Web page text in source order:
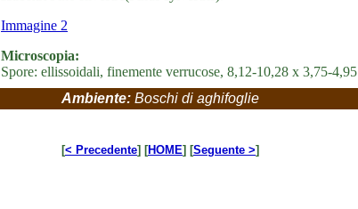
Immagine 2
Microscopia:
Spore: ellissoidali, finemente verrucose, 8,12-10,28 x 3,75-
Ambiente: Boschi di aghifoglie
[< Precedente] [HOME] [Seguente >]